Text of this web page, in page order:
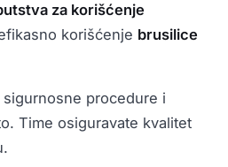
za korišćenje
korišćenje brusilice
procedure i
Time osiguravate kvalitet